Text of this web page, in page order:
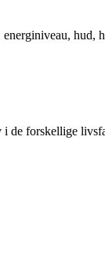
hud,
de forskellige